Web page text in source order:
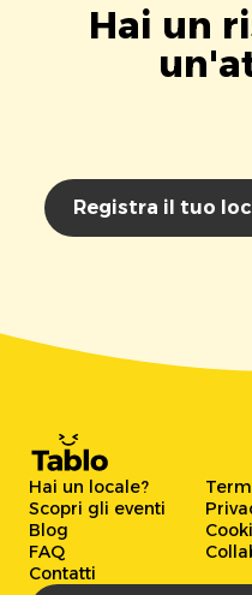
Hai un
Registra il tuo
Hai un locale?
Scopri gli eventi
Blog
FAQ
Contatti